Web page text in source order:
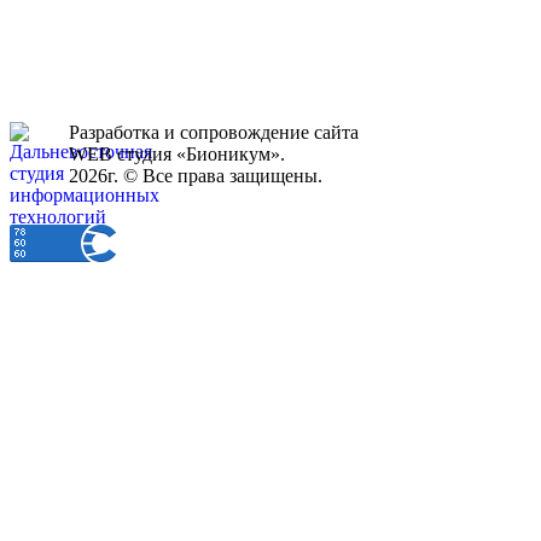
Разработка и сопровождение сайта
WEB студия «Бионикум».
2026г. © Все права защищены.